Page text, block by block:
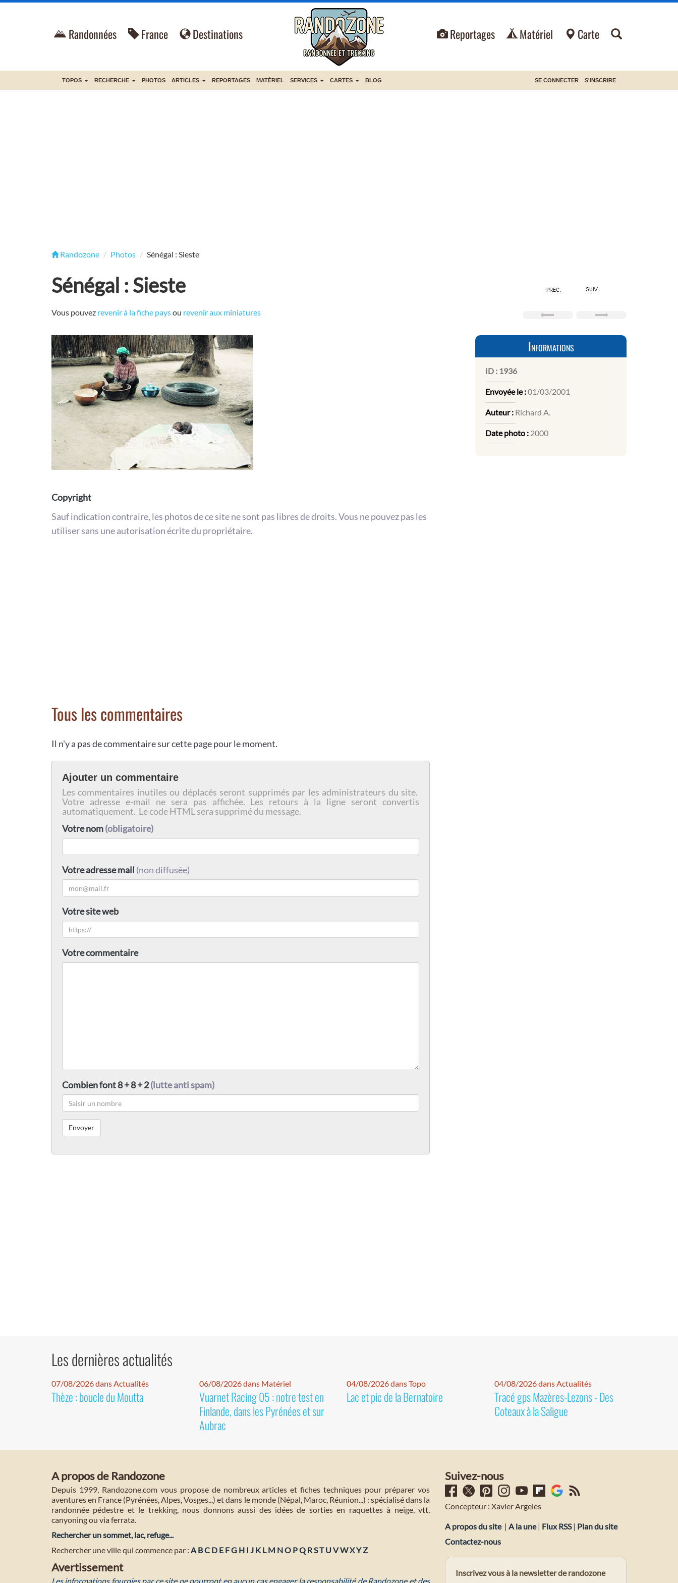
Randonnées France Destinations Reportages Matériel Carte
TOPOS RECHERCHE PHOTOS ARTICLES REPORTAGES MATÉRIEL SERVICES CARTES BLOG SE CONNECTER S'INSCRIRE
Randozone Photos Sénégal : Sieste
Sénégal : Sieste
Vous pouvez revenir à la fiche paysou revenir aux miniatures
Copyright
Sauf indication contraire, les photos de ce site ne sont pas libres de droits. Vous ne pouvez pas les
utiliser sans une autorisation écrite du propriétaire.
Tous les commentaires
Il n'y a pas de commentaire sur cette page pour le moment.
Ajouter un commentaire
Les commentaires inutiles ou déplacés seront supprimés par les administrateurs du site.
Votre adresse e-mail ne sera pas affichée. Les retours à la ligne seront convertis
automatiquement. Le code HTML sera supprimé du message.
Votre nom(obligatoire)
Votre adresse mail (non diffusée)
Votre site web
Votre commentaire
Combien font 8 + 8 + 2(lutte anti spam)
Informations
ID : 1936
Envoyée le :01/03/2001
Auteur : Richard A.
Date photo : 2000
Les dernières actualités
07/08/2026 dans Actualités
Thèze : boucle du Moutta
06/08/2026 dans Matériel
Vuarnet Racing 05 : notre test en
Finlande, dans les Pyrénées et sur
Aubrac
04/08/2026 dans Topo
Lac et pic de la Bernatoire
04/08/2026 dans Actualités
Tracé gps Mazères-Lezons - Des
Coteaux à la Saligue
A propos de Randozone
Depuis 1999, Randozone.com vous propose de nombreux articles et fiches techniques pour préparer vos
aventures en France (Pyrénées, Alpes, Vosges...) et dans le monde (Népal, Maroc, Réunion...) : spécialisé dans la
randonnée pédestre et le trekking, nous donnons aussi des idées de sorties en raquettes à neige, vtt,
canyoning ou via ferrata.
Rechercher un sommet, lac, refuge...
Rechercher une ville qui commence par : A BC D E FG H I J K L M NO PQ R ST U VWXY Z
Avertissement
Les informations fournies par ce site ne pourront en aucun cas engager la responsabilité de Randozone et des
Suivez-nous
Concepteur : Xavier Argeles
A propos du site | A la une| Flux RSS| Plan du site
Contactez-nous
Inscrivez vous à la newsletter de randozone